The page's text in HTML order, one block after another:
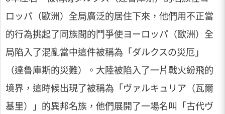
ロッパ（歐洲）全局廣泛的居住下來，他們用不正當
的行為挑起了同族間的鬥爭使ヨーロッパ（歐洲）全
局陷入了混亂當中這件被稱為「ダルクスの災厄」
（達魯庫斯的災難）。大陸被陷入了一片戰火紛飛的
境界，這時候出現了被稱為「ヴァルキュリア（瓦爾
基里）」的異邦名族，他們展開了一場名叫「古代ヴ